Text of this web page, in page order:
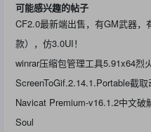
可能感兴趣的帖子
CF2.0最新端出售，有GM武器，
款），仿3.0UI！
winrar压缩包管理工具5.91x64烈
ScreenToGif.2.14.1.Portable截
Navicat Premium-v16.1.2中文破
Soul